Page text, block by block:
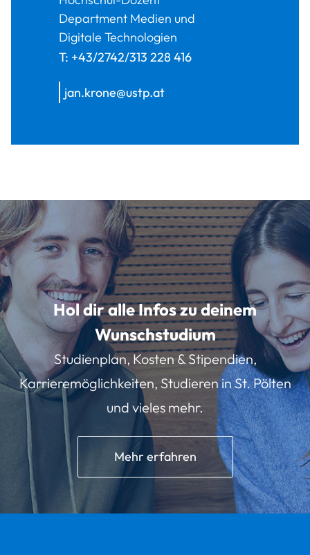
Department Medien und
Digitale Technologien
T: +43/2742/313 228 416
jan.krone@ustp.at
Hol dir alle Infos zu deinem
Wunschstudium
Studienplan, Kosten & Stipendien,
Karrieremöglichkeiten, Studieren in St. Pölten
und vieles mehr.
Mehr erfahren